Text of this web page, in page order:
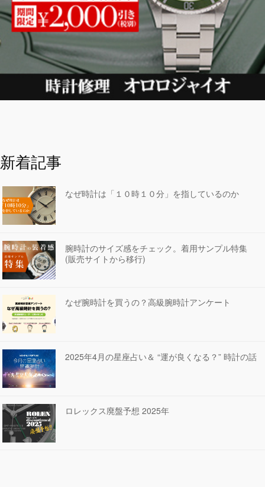
新着記事
なぜ時計は「１０時１０分」を指しているのか
腕時計のサイズ感をチェック。着用サンプル特集
(販売サイトから移行)
なぜ腕時計を買うの？高級腕時計アンケート
2025年4月の星座占い＆ “運が良くなる？” 時計の話
ロレックス廃盤予想 2025年